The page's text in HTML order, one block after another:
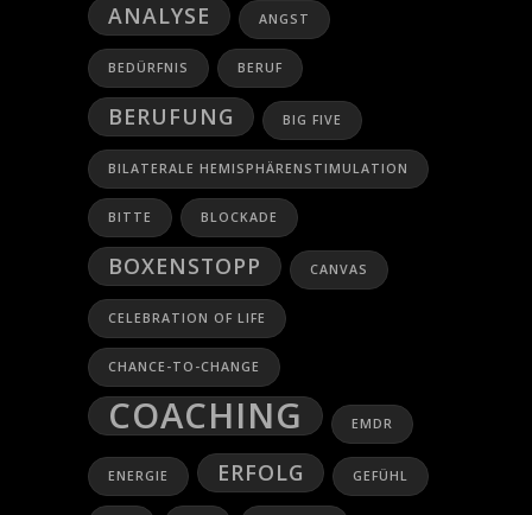
ANALYSE ANGST
BEDÜRFNIS BERUF
BERUFUNG BIG FIVE
BILATERALE HEMISPHÄRENSTIMULATION
BITTE BLOCKADE
BOXENSTOPP CANVAS
CELEBRATION OF LIFE
CHANCE-TO-CHANGE
COACHING EMDR
ENERGIE ERFOLG GEFÜHL